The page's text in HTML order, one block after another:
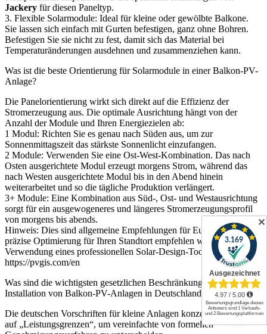
Jackery für diesen Paneltyp.
3. Flexible Solarmodule: Ideal für kleine oder gewölbte Balkone.
Sie lassen sich einfach mit Gurten befestigen, ganz ohne Bohren.
Befestigen Sie sie nicht zu fest, damit sich das Material bei
Temperaturänderungen ausdehnen und zusammenziehen kann.
Was ist die beste Orientierung für Solarmodule in einer Balkon-PV-
Anlage?
Die Panelorientierung wirkt sich direkt auf die Effizienz der
Stromerzeugung aus. Die optimale Ausrichtung hängt von der
Anzahl der Module und Ihren Energiezielen ab:
1 Modul: Richten Sie es genau nach Süden aus, um zur
Sonnenmittagszeit das stärkste Sonnenlicht einzufangen.
2 Module: Verwenden Sie eine Ost-West-Kombination. Das nach
Osten ausgerichtete Modul erzeugt morgens Strom, während das
nach Westen ausgerichtete Modul bis in den Abend hinein
weiterarbeitet und so die tägliche Produktion verlängert.
3+ Module: Eine Kombination aus Süd-, Ost- und Westausrichtung
sorgt für ein ausgewogeneres und längeres Stromerzeugungsprofil
von morgens bis abends.
Hinweis: Dies sind allgemeine Empfehlungen für Europa. Für eine
präzise Optimierung für Ihren Standtort empfehlen wir die
Verwendung eines professionellen Solar-Design-Tools:
https://pvgis.com/en
Was sind die wichtigsten gesetzlichen Beschränkungen für die
Installation von Balkon-PV-Anlagen in Deutschland?
Die deutschen Vorschriften für kleine Anlagen konzentrieren sich
auf „Leistungsgrenzen“, um vereinfachte von formellen
✕